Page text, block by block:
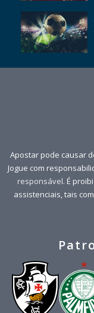
Apostar pode causar
Jogue com
responsável. É
assistenciais, tais